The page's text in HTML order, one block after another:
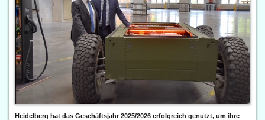
Heidelberg hat das Geschäftsjahr 2025/2026 erfolgreich genutzt, um ihre